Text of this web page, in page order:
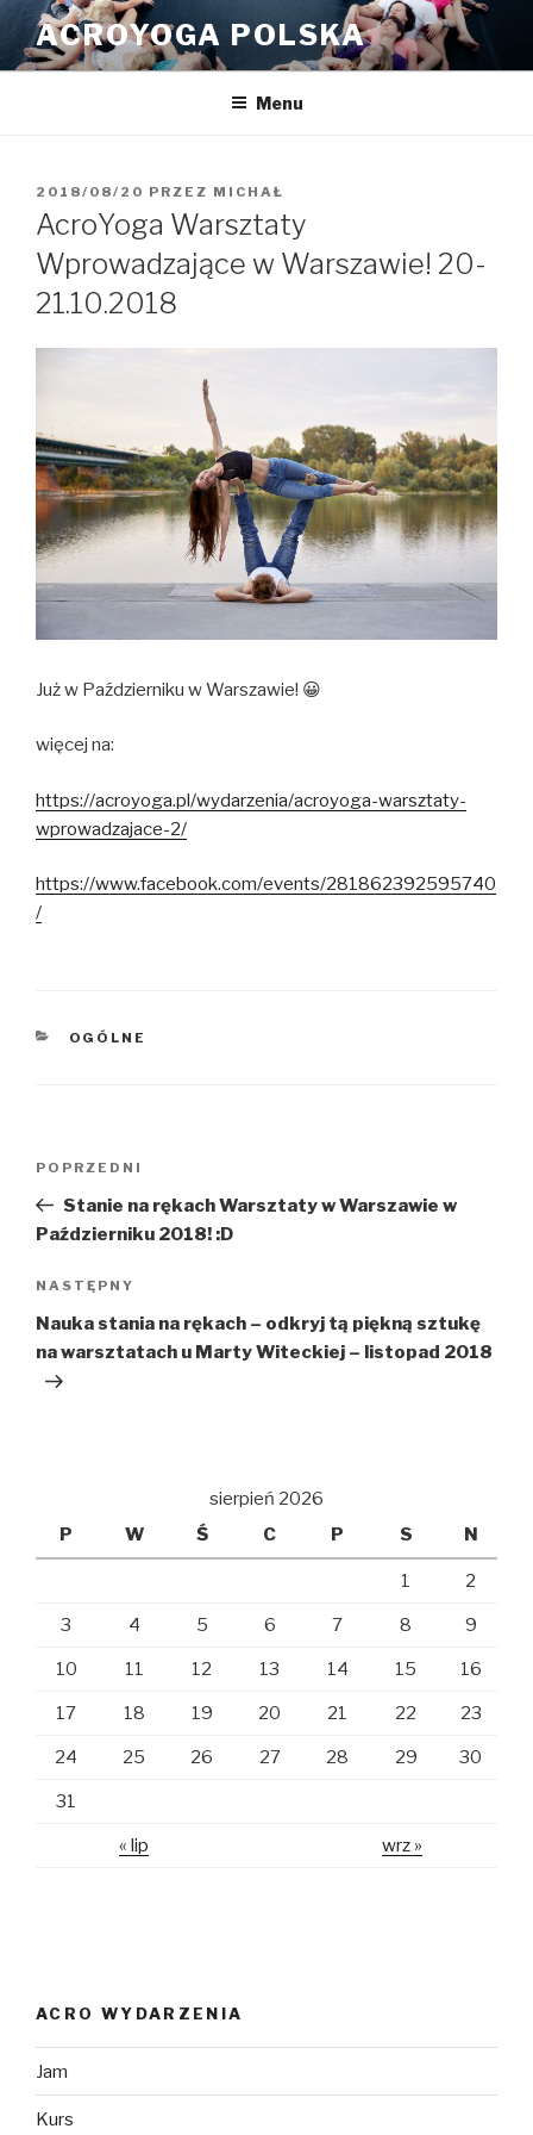
Przeskocz
treści
ACROYOGA POLSKA
Menu
OPUBLIKOWANE
W
2018/08/20 PRZEZ MICHAŁ
AcroYoga Warsztaty
Wprowadzające w Warszawie! 20-
21.10.2018
Już w Październiku w Warszawie! 😀
więcej na:
https://acroyoga.pl/wydarzenia/acroyoga-warsztaty-
wprowadzajace-2/
https://www.facebook.com/events/281862392595740
/
KATEGORIE
OGÓLNE
Poprzedni
wpis
POPRZEDNI
Stanie na rękach Warsztaty w Warszawie w
Październiku 2018! :D
Następny
wpis
NASTĘPNY
Nauka stania na rękach – odkryj tą piękną sztukę
na warsztatach u Marty Witeckiej – listopad 2018
sierpień 2026
P
W Ś C P S N
1 2
3 4 5 6 7 8 9
10 11 12 13 14 15 16
17 18 19 20 21 22 23
24 25 26 27 28 29 30
31
« lip wrz »
ACRO WYDARZENIA
Jam
Kurs